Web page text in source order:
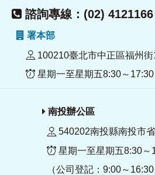
諮詢專線：(02) 4121166
署本部
100210臺北市中正區福州街
星期一至星期五8:30～17:30
南投辦公區
540202南投縣南投市
星期一至星期五8:30～
（公司登記：9:00～